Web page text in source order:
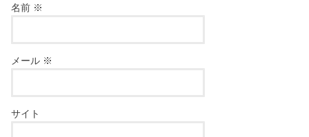
名前 ※
メール ※
サイト